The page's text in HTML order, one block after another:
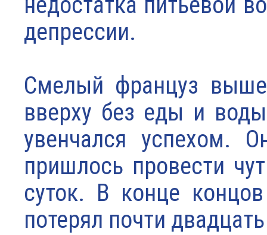
депрессии.
Смелый француз
вверху без еды и
увенчался успехом.
пришлось провести
суток. В конце
потерял почти